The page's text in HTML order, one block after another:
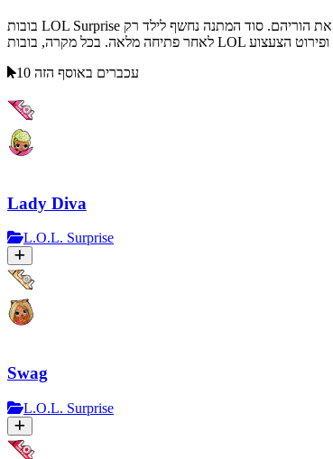
בובות LOL Surprise נכבשו על ידי ילדים וזכו בליבם מהרגע הראשון. וזה לא מפתיע, כי הצלחה כזו מבוססת על תעלומה, צפיית נס, הפתעה נעימה שמשמחת לא רק את הילדים אלא גם את הוריהם. סוד המתנה נחשף לילד רק
10 עכברים באוסף הזה
Lady Diva
L.O.L. Surprise
Swag
L.O.L. Surprise